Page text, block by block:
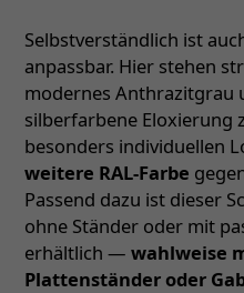
Selbstverständlich ist
anpassbar. Hier stehen
modernes Anthrazitgrau
silberfarbene Eloxierung
besonders individuellen
weitere RAL-Farbe
Passend dazu ist dieser
ohne Ständer oder mit
erhältlich — wahlweise
Plattenständer oder